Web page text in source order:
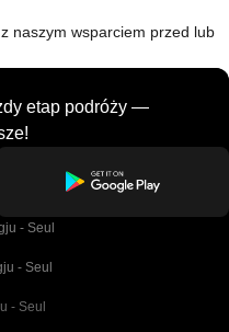
naszym wsparciem przed lub
etap podróży —
- Seul
- Seul
- Seul